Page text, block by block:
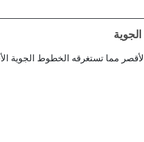
مما تستغرقه الخطوط الجوية